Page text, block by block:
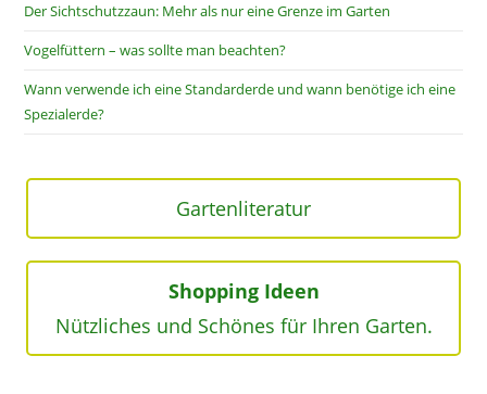
Der Sichtschutzzaun: Mehr als nur eine Grenze im Garten
Vogelfüttern – was sollte man beachten?
Wann verwende ich eine Standarderde und wann benötige ich eine
Spezialerde?
Gartenliteratur
Shopping Ideen
Nützliches und Schönes für Ihren Garten.